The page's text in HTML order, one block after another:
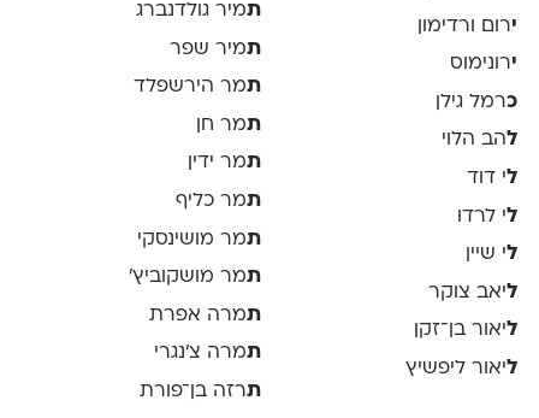
ירום ורדימון
ירונימוס
כרמל גילן
להב הלוי
לי דוד
לי לרדו
לי שיין
ליאב צוקר
ליאור בן־זקן
ליאור ליפשיץ
תמיר גולדנברג
תמיר שפר
תמר הירשפלד
תמר חן
תמר ידין
תמר כליף
תמר מושינסקי
תמר מושקוביץ'
תמרה אפרת
תמרה צ׳נגרי
תרזה בן־פורת